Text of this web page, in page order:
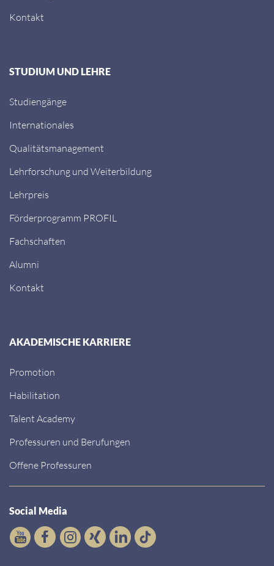
Kontakt
STUDIUM UND LEHRE
Studiengänge
Internationales
Qualitätsmanagement
Lehrforschung und Weiterbildung
Lehrpreis
Förderprogramm PROFIL
Fachschaften
Alumni
Kontakt
AKADEMISCHE KARRIERE
Promotion
Habilitation
Talent Academy
Professuren und Berufungen
Offene Professuren
Social Media